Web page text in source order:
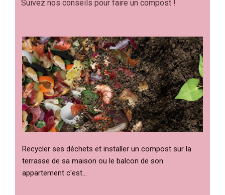
Suivez nos conseils pour faire un compost !
Recycler ses déchets et installer un compost sur la
terrasse de sa maison ou le balcon de son
appartement c'est…